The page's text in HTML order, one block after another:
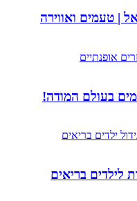
| טעמים ואווירה
בעולם המודה!
לילדים בריאים